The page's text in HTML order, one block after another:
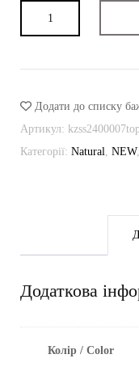
з
кількість
Додати до списку
Артикул:
Категорії: Natural, NEW,
Додаткова
Колір / Color